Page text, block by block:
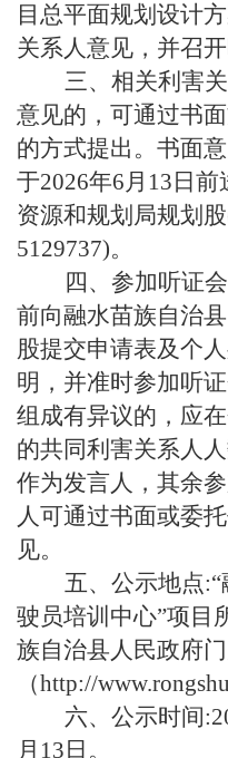
目总平面规划设计
关系人意见，并召开
三、相关利害
意见的，可通过书
的方式提出。书面
于2026年6月13日
资源和规划局规划
5129737)。
四、参加听证
前向融水苗族自治
股提交申请表及个
明，并准时参加听
组成有异议的，应
的共同利害关系人
作为发言人，其余
人可通过书面或委
见。
五、公示地点
驶员培训中心”项目
族自治县人民政府
（http://
六、公示时间
月13日。